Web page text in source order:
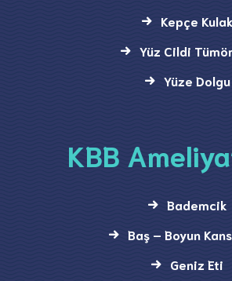
Kepçe Kulak
Yüz Cildi
Yüze Dolgu
KBB
Bademcik
Baş – Boyun
Geniz Eti